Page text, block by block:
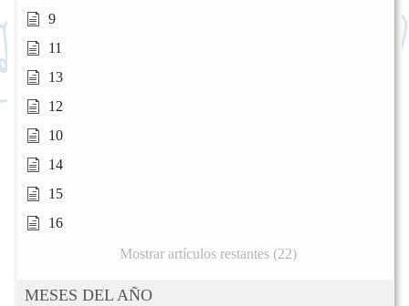
9
11
13
12
10
14
15
16
Mostrar artículos restantes (22)
MESES DEL AÑO